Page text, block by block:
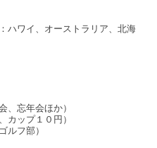
ハワイ、オーストラリア、北海
、忘年会ほか）
カップ１０円）
ルフ部）